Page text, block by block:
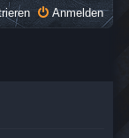
Anmelden